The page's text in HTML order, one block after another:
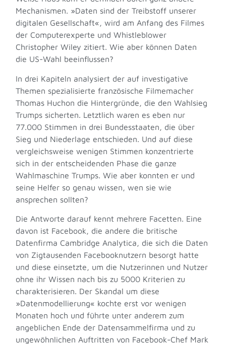
Mechanismen. »Daten sind der Treibstoff unserer
digitalen Gesellschaft«, wird am Anfang des Filmes
der Computerexperte und Whistleblower
Christopher Wiley zitiert. Wie aber können Daten
die US-Wahl beeinflussen?
In drei Kapiteln analysiert der auf investigative
Themen spezialisierte französische Filmemacher
Thomas Huchon die Hintergründe, die den Wahlsieg
Trumps sicherten. Letztlich waren es eben nur
77.000 Stimmen in drei Bundesstaaten, die über
Sieg und Niederlage entschieden. Und auf diese
vergleichsweise wenigen Stimmen konzentrierte
sich in der entscheidenden Phase die ganze
Wahlmaschine Trumps. Wie aber konnten er und
seine Helfer so genau wissen, wen sie wie
ansprechen sollten?
Die Antworte darauf kennt mehrere Facetten. Eine
davon ist Facebook, die andere die britische
Datenfirma Cambridge Analytica, die sich die Daten
von Zigtausenden Facebooknutzern besorgt hatte
und diese einsetzte, um die Nutzerinnen und Nutzer
ohne ihr Wissen nach bis zu 5000 Kriterien zu
charakterisieren. Der Skandal um diese
»Datenmodellierung« kochte erst vor wenigen
Monaten hoch und führte unter anderem zum
angeblichen Ende der Datensammelfirma und zu
ungewöhnlichen Auftritten von Facebook-Chef Mark